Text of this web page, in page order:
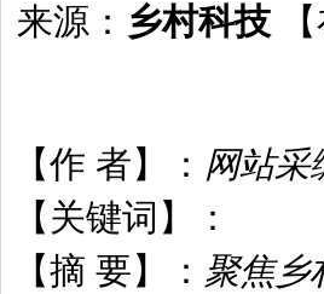
来源： 乡村科技
【作 者】： 网站采
【关键词】：
【摘 要】： 聚焦乡